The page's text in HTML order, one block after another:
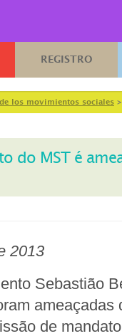
REGISTRO
los movimientos sociales
do MST é
2013
Sebastião
ameaçadas
de